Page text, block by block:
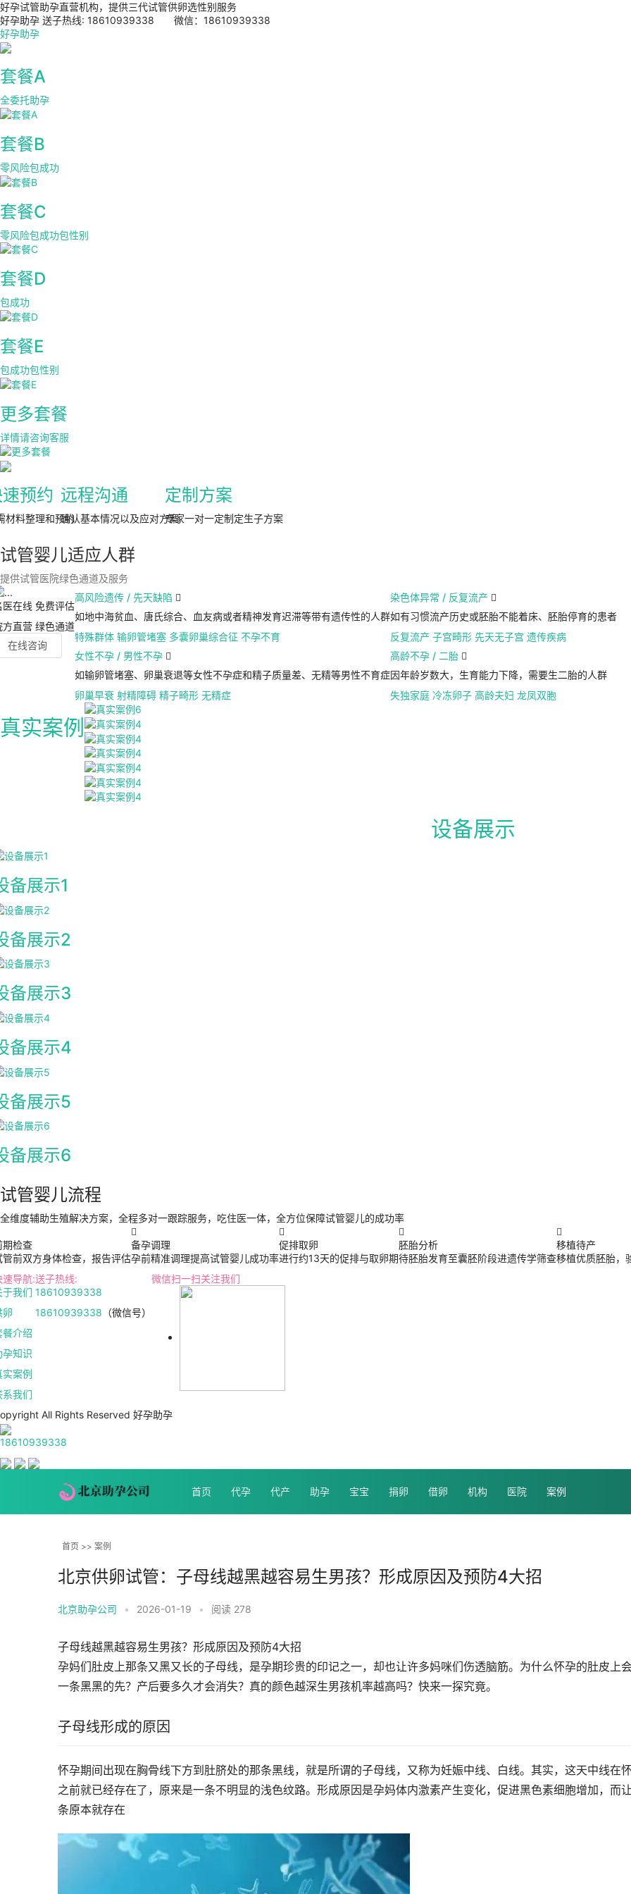
好孕试管助孕直营机构，提供三代试管供卵选性别服务
好孕助孕 送子热线: 18610939338 微信：18610939338
好孕助孕
套餐A
全委托助孕
套餐B
零风险包成功
套餐C
零风险包成功包性别
套餐D
包成功
套餐E
包成功包性别
更多套餐
详情请咨询客服
预约
材料整理和预约
远程沟通
确认基本情况以及应对方案
定制方案
专家一对一定制定生子方案
试管婴儿适应人群
提供试管医院绿色通道及服务
医在线 免费评估
方直营 绿色通道
在线咨询
高风险遗传 / 先天缺陷 
如地中海贫血、唐氏综合、血友病或者精神发育迟滞等带有遗传性的人群
特殊群体 输卵管堵塞 多囊卵巢综合征 不孕不育
女性不孕 / 男性不孕 
如输卵管堵塞、卵巢衰退等女性不孕症和精子质量差、无精等男性不育症
卵巢早衰 射精障碍 精子畸形 无精症
染色体异常 / 反复流产 
如有习惯流产历史或胚胎不能着床、胚胎停育的患者
反复流产 子宫畸形 先天无子宫 遗传疾病
高龄不孕 / 二胎 
因年龄岁数大，生育能力下降，需要生二胎的人群
失独家庭 冷冻卵子 高龄夫妇 龙凤双胞
真实案例
设备展示
备展示1
备展示2
备展示3
备展示4
备展示5
备展示6
试管婴儿流程
全维度辅助生殖解决方案，全程多对一跟踪服务，吃住医一体，全方位保障试管婴儿的成功率
期检查
管前双方身体检查，报告评估

备孕调理
孕前精准调理提高试管婴儿成功率

促排取卵
进行约13天的促排与取卵期

胚胎分析
待胚胎发育至囊胚阶段进遗传学筛查

移植待产
移植优质胚胎，
速导航:
于我们
卵
餐介绍
孕知识
实案例
系我们
送子热线:
18610939338
18610939338 （微信号）
微信扫一扫关注我们
All Rights Reserved 好孕助孕
18610939338
首页 代孕 代产 助孕 宝宝 捐卵 借卵 机构 医院 案例
首页 >> 案例
北京供卵试管：子母线越黑越容易生男孩？形成原因及预防4大招
北京助孕公司 • 2026-01-19 • 阅读 278
子母线越黑越容易生男孩？形成原因及预防4大招
孕妈们肚皮上那条又黑又长的子母线，是孕期珍贵的印记之一，却也让许多妈咪们伤透脑筋。为什么怀孕的肚皮上
一条黑黑的先？产后要多久才会消失？真的颜色越深生男孩机率越高吗？快来一探究竟。
子母线形成的原因
怀孕期间出现在胸骨线下方到肚脐处的那条黑线，就是所谓的子母线，又称为妊娠中线、白线。其实，这天中线在
之前就已经存在了，原来是一条不明显的浅色纹路。形成原因是孕妈体内激素产生变化，促进黑色素细胞增加，而
条原本就存在